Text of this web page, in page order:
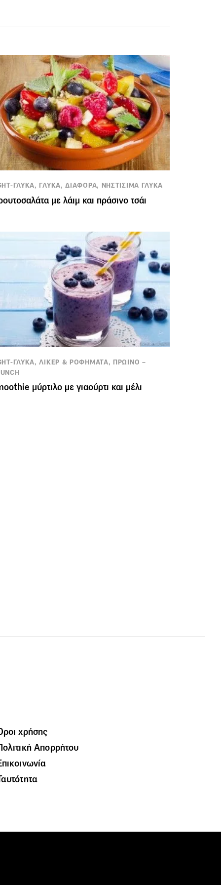
ΓΛΥΚΑ, ΓΛΥΚΑ, ΔΙΑΦΟΡΑ, ΝΗΣΤΙΣΙΜΑ ΓΛΥΚΑ
με λάιμ και πράσινο τσάι
ΓΛΥΚΑ, ΛΙΚΕΡ & ΡΟΦΗΜΑΤΑ, ΠΡΩΙΝΟ –
μύρτιλο με γιαούρτι και μέλι
χρήσης
Απορρήτου